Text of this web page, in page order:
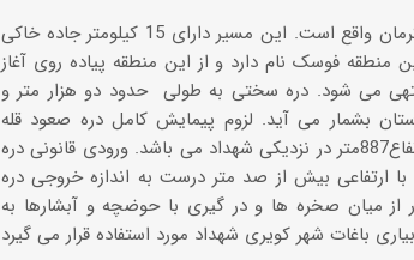
دره سختی واقع در 30 کیلومتری کرمان در منطقه کوهپایه کرمان واقع است. این مسیر دارای 15 کیلومتر جاده خاکی
فوسک نام دارد و از این منطقه پیاده روی آغاز
می شود. دره سختی به طولی حدود دو هزار متر و
بشمار می آید. لزوم پیمایش کامل دره صعود قله
کافرکوه با ارتفاع 3443 متر وخروج ازروستای چهارفرسخ با ارتفاع887متر در نزدیکی شهداد می باشد. ورودی قانونی دره
بیش از صد متر درست به اندازه خروجی دره
از میان صخره ها و در گیری با حوضچه و آبشارها به